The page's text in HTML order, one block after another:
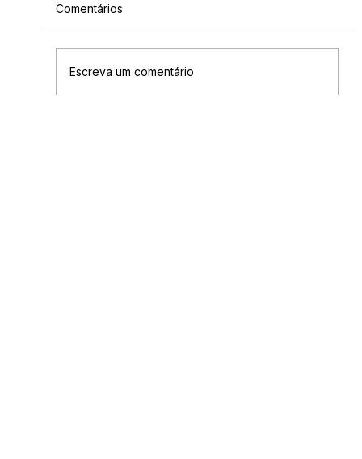
Comentários
Escreva um comentário